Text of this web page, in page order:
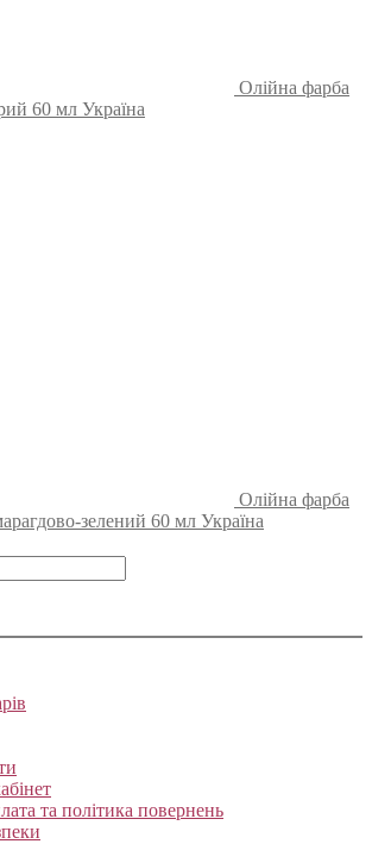
Олійна фарба
60 мл Україна
Олійна фарба
зелений 60 мл Україна
та політика повернень